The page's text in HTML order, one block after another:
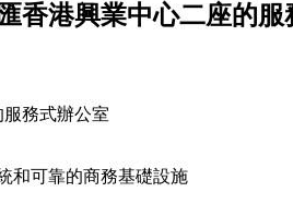
香港興業中心二座的服
務式辦公室
和可靠的商務基礎設施